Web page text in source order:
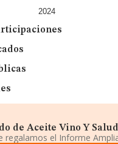
2024
de Aceite Vino Y Salud
regalamos el Informe